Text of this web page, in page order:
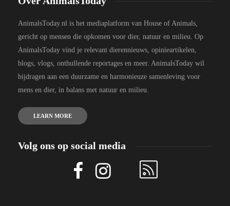
AnimalsToday.nl is het mediaplatform van House of Animals,
gericht op mensen die opkomen voor dier, natuur en milieu. Op
AnimalsToday vind je relevant dierennieuws, opinieartikelen,
blogs, vlogs, onthullende reportages en meer. AnimalsToday wil
bijdragen aan een duurzame en harmonieuze samenleving voor
mens en dier, in balans met natuur en milieu.
LEARN MORE
Volg ons op social media